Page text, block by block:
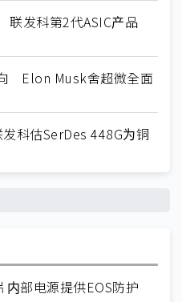
发科第2代ASIC产品
Elon Musk舍超微全面
科估SerDes 448G为铜
部电源提供EOS防护